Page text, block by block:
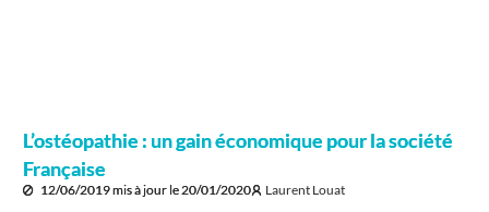
L’ostéopathie : un gain économique pour la société
Française
12/06/2019mis à jour le 20/01/2020 Laurent Louat